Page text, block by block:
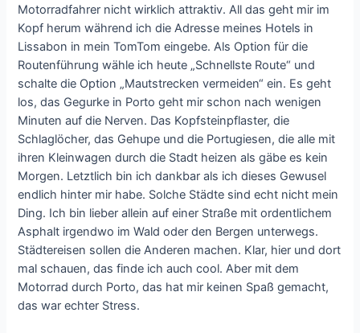
Motorradfahrer nicht wirklich attraktiv. All das geht mir im
Kopf herum während ich die Adresse meines Hotels in
Lissabon in mein TomTom eingebe. Als Option für die
Routenführung wähle ich heute „Schnellste Route“ und
schalte die Option „Mautstrecken vermeiden“ ein. Es geht
los, das Gegurke in Porto geht mir schon nach wenigen
Minuten auf die Nerven. Das Kopfsteinpflaster, die
Schlaglöcher, das Gehupe und die Portugiesen, die alle mit
ihren Kleinwagen durch die Stadt heizen als gäbe es kein
Morgen. Letztlich bin ich dankbar als ich dieses Gewusel
endlich hinter mir habe. Solche Städte sind echt nicht mein
Ding. Ich bin lieber allein auf einer Straße mit ordentlichem
Asphalt irgendwo im Wald oder den Bergen unterwegs.
Städtereisen sollen die Anderen machen. Klar, hier und dort
mal schauen, das finde ich auch cool. Aber mit dem
Motorrad durch Porto, das hat mir keinen Spaß gemacht,
das war echter Stress.